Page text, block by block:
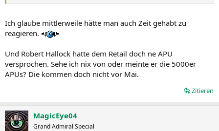
Ich glaube mittlerweile hätte man auch Zeit gehabt zu
reagieren.
Und Robert Hallock hatte dem Retail doch ne APU
versprochen. Sehe ich nix von oder meinte er die 5000er
APUs? Die kommen doch nicht vor Mai.
Zitieren
MagicEye04
Grand Admiral Special